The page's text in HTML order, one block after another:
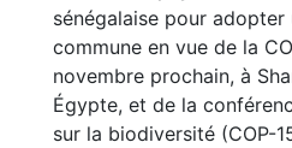
sénégalaise pour
commune en vue de la
novembre prochain, à
Égypte, et de la
sur la biodiversité (COP-